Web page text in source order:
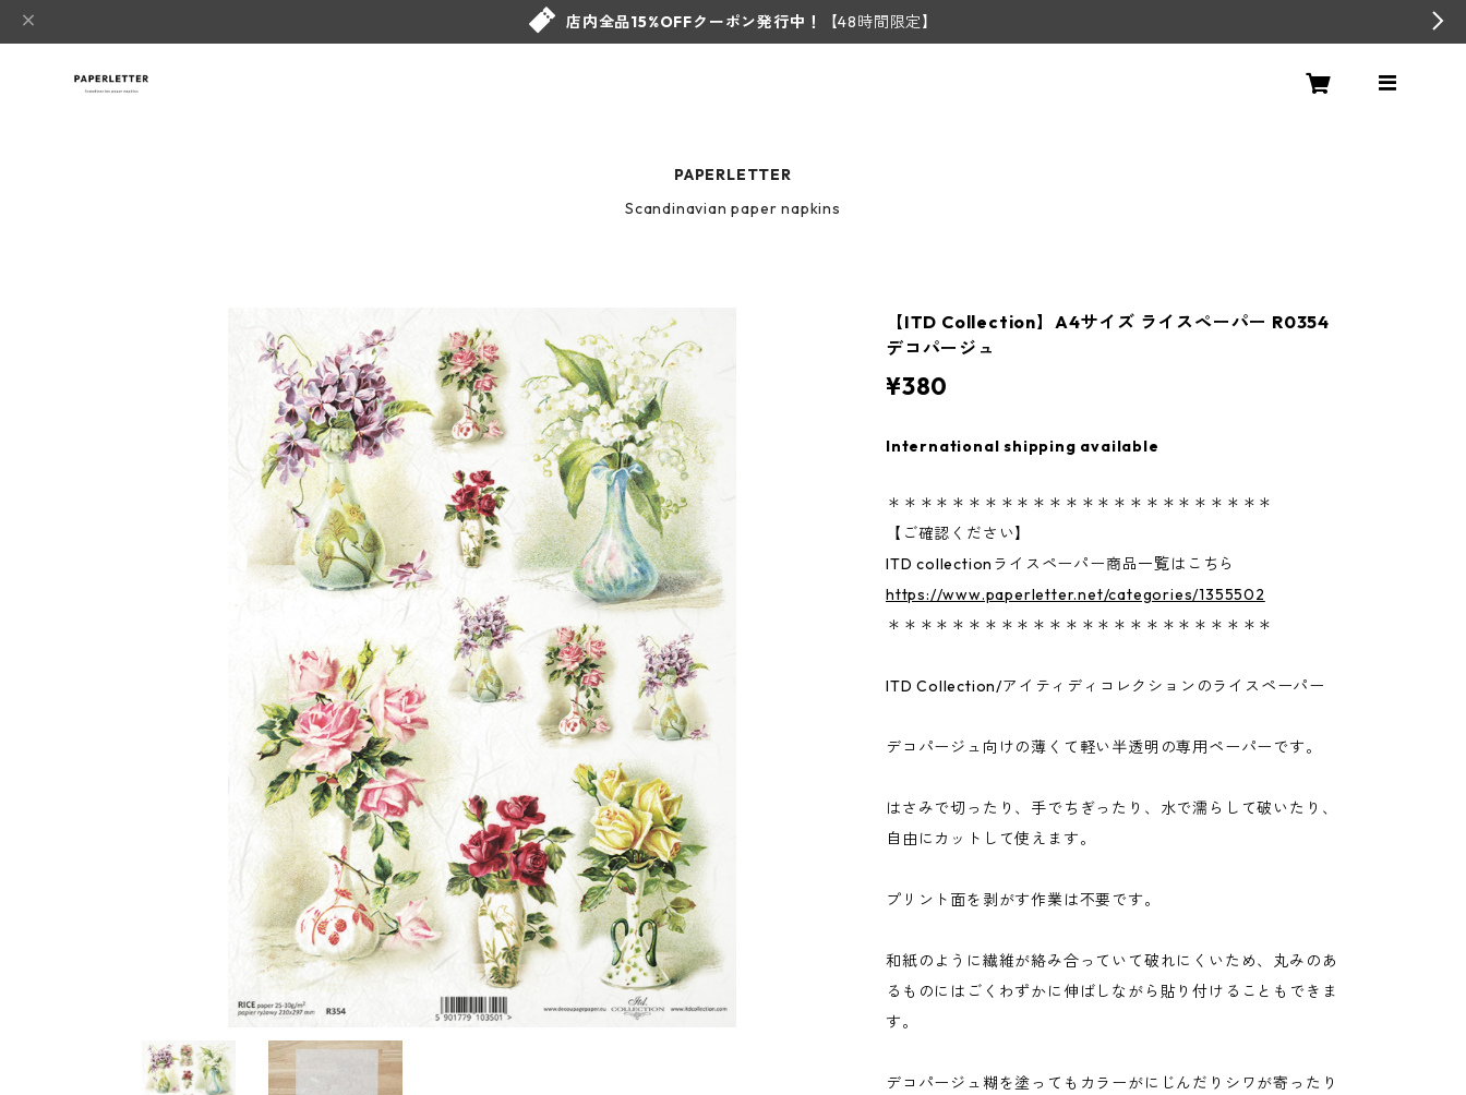
店内全品15%OFFクーポン発行中！ 【48時間限定】
PAPERLETTER
Scandinavian paper napkins
【ITD Collection】A4サイズ ライスペーパー R0354
デコパージュ
¥380
International shipping available
＊＊＊＊＊＊＊＊＊＊＊＊＊＊＊＊＊＊＊＊＊＊＊＊
【ご確認ください】
ITD collectionライスペーパー商品一覧はこちら
https://www.paperletter.net/categories/1355502
＊＊＊＊＊＊＊＊＊＊＊＊＊＊＊＊＊＊＊＊＊＊＊＊
ITD Collection/アイティディコレクションのライスペーパー
デコパージュ向けの薄くて軽い半透明の専用ペーパーです。
はさみで切ったり、手でちぎったり、水で濡らして破いたり、
自由にカットして使えます。
プリント面を剥がす作業は不要です。
和紙のように繊維が絡み合っていて破れにくいため、丸みのあ
るものにはごくわずかに伸ばしながら貼り付けることもできま
す。
デコパージュ糊を塗ってもカラーがにじんだりシワが寄ったり